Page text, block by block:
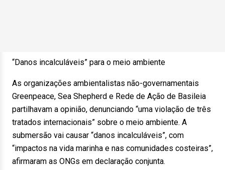
“Danos incalculáveis” para o meio ambiente
As organizações ambientalistas não-governamentais
Greenpeace, Sea Shepherd e Rede de Ação de Basileia
partilhavam a opinião, denunciando “uma violação de três
tratados internacionais” sobre o meio ambiente. A
submersão vai causar “danos incalculáveis”, com
“impactos na vida marinha e nas comunidades costeiras”,
afirmaram as ONGs em declaração conjunta.